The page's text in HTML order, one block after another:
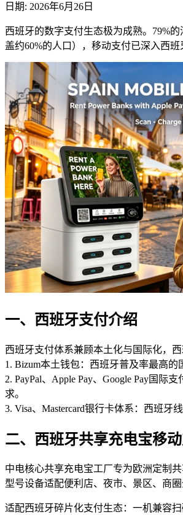
日期: 2026年6月26日
西班牙的数字支付生态极为成熟。79%的
盖约60%的人口），移动支付已深入西
一、西班牙支付介绍
西班牙支付体系兼顾本土化与国际化，
1. Bizum本土钱包：西班牙普及率最高
2. PayPal、Apple Pay、Google Pay国际
求。
3. Visa、Mastercard银行卡体系：西班
二、西班牙共享充电宝移
中电核心共享充电宝工厂专为欧洲定制
型号设备适配便利店、夜市、景区、商
适配西班牙碎片化支付生态：一机兼容